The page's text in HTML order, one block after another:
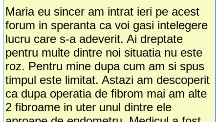
Maria eu sincer am intrat ieri pe acest
forum in speranta ca voi gasi intelegere
lucru care s-a adeverit. Ai dreptate
pentru multe dintre noi situatia nu este
roz. Pentru mine dupa cum am si spus
timpul este limitat. Astazi am descoperit
ca dupa operatia de fibrom mai am alte
2 fibroame in uter unul dintre ele